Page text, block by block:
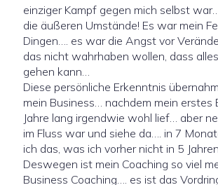
einziger Kampf gegen mich selbst
die äußeren Umstände! Es war mein
Dingen…. es war die Angst vor
das nicht wahrhaben wollen, dass
gehen kann…
Diese persönliche Erkenntnis
mein Business… nachdem mein erstes
Jahre lang irgendwie wohl lief… aber
im Fluss war und siehe da…. in 7
ich das, was ich vorher nicht in 5
Deswegen ist mein Coaching so viel
Business Coaching…. es ist das